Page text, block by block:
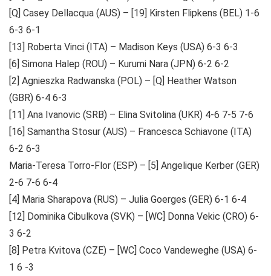
[Q] Casey Dellacqua (AUS) – [19] Kirsten Flipkens (BEL) 1-6
6-3 6-1
[13] Roberta Vinci (ITA) – Madison Keys (USA) 6-3 6-3
[6] Simona Halep (ROU) – Kurumi Nara (JPN) 6-2 6-2
[2] Agnieszka Radwanska (POL) – [Q] Heather Watson
(GBR) 6-4 6-3
[11] Ana Ivanovic (SRB) – Elina Svitolina (UKR) 4-6 7-5 7-6
[16] Samantha Stosur (AUS) – Francesca Schiavone (ITA)
6-2 6-3
Maria-Teresa Torro-Flor (ESP) – [5] Angelique Kerber (GER)
2-6 7-6 6-4
[4] Maria Sharapova (RUS) – Julia Goerges (GER) 6-1 6-4
[12] Dominika Cibulkova (SVK) – [WC] Donna Vekic (CRO) 6-
3 6-2
[8] Petra Kvitova (CZE) – [WC] Coco Vandeweghe (USA) 6-
1 6 -3